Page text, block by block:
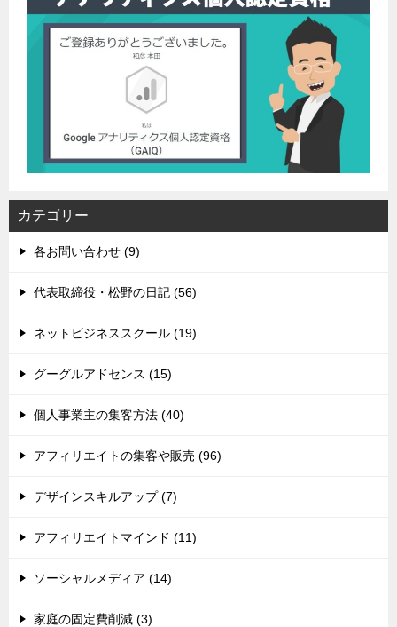
カテゴリー
各お問い合わせ (9)
代表取締役・松野の日記 (56)
ネットビジネススクール (19)
グーグルアドセンス (15)
個人事業主の集客方法 (40)
アフィリエイトの集客や販売 (96)
デザインスキルアップ (7)
アフィリエイトマインド (11)
ソーシャルメディア (14)
家庭の固定費削減 (3)